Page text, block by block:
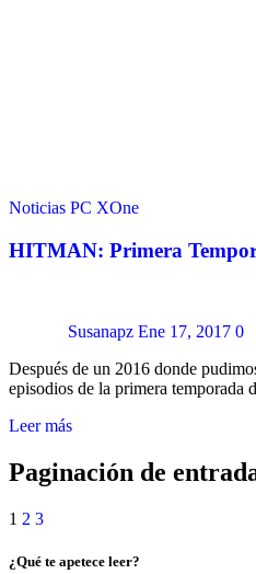
Noticias PC XOne
HITMAN: Primera
Susanapz Ene 17, 2017 0
Después de un 2016 donde
episodios de la primera
Leer más
Paginación de
1 2 3
¿Qué te apetece leer?